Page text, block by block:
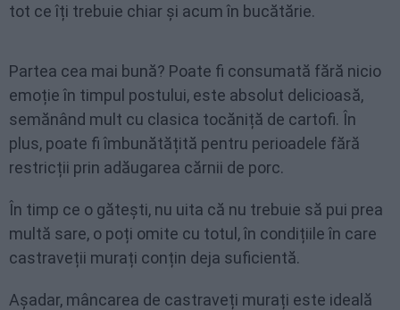
tot ce îți trebuie chiar și acum în bucătărie.
Partea cea mai bună? Poate fi consumată fără nicio
emoție în timpul postului, este absolut delicioasă,
semănând mult cu clasica tocăniță de cartofi. În
plus, poate fi îmbunătățită pentru perioadele fără
restricții prin adăugarea cărnii de porc.
În timp ce o gătești, nu uita că nu trebuie să pui prea
multă sare, o poți omite cu totul, în condițiile în care
castraveții murați conțin deja suficientă.
Așadar, mâncarea de castraveți murați este ideală